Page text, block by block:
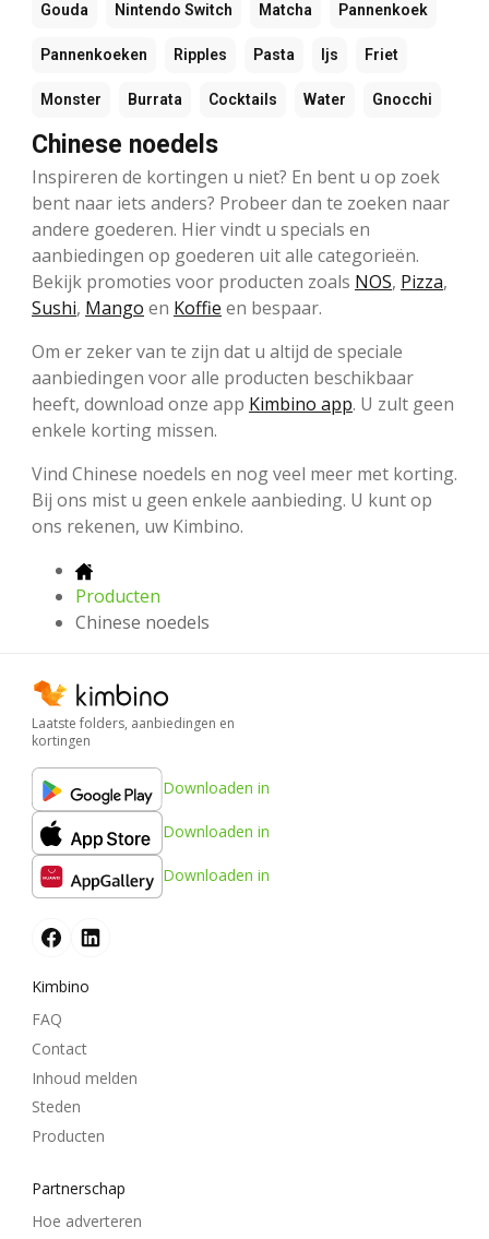
Gouda Nintendo Switch Matcha Pannenkoek
Pannenkoeken Ripples Pasta Ijs Friet
Monster Burrata Cocktails Water Gnocchi
Chinese noedels
Inspireren de kortingen u niet? En bent u op zoek
bent naar iets anders? Probeer dan te zoeken naar
andere goederen. Hier vindt u specials en
aanbiedingen op goederen uit alle categorieën.
Bekijk promoties voor producten zoals NOS, Pizza,
Sushi, Mango en Koffie en bespaar.
Om er zeker van te zijn dat u altijd de speciale
aanbiedingen voor alle producten beschikbaar
heeft, download onze app Kimbino app. U zult geen
enkele korting missen.
Vind Chinese noedels en nog veel meer met korting.
Bij ons mist u geen enkele aanbieding. U kunt op
ons rekenen, uw Kimbino.
Producten
Chinese noedels
Laatste folders, aanbiedingen en
kortingen
Downloaden in
Downloaden in
Downloaden in
Kimbino
FAQ
Contact
Inhoud melden
Steden
Producten
Partnerschap
Hoe adverteren